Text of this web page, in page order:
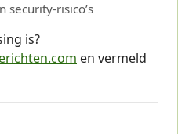
security-risico’s
is?
en vermeld